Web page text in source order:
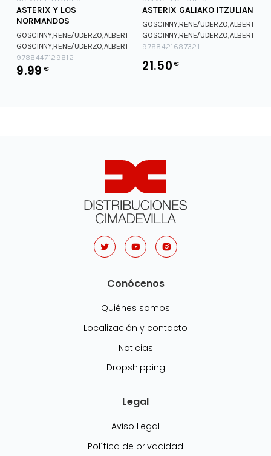
ASTERIX Y LOS
NORMANDOS
GOSCINNY,RENE/UDERZO,ALBERT
GOSCINNY,RENE/UDERZO,ALBERT
9788447129812
9.99 €
ASTERIX GALIAKO ITZULIAN
GOSCINNY,RENE/UDERZO,ALBERT
GOSCINNY,RENE/UDERZO,ALBERT
9788421687321
21.50€
Conócenos
Quiénes somos
Localización y contacto
Noticias
Dropshipping
Legal
Aviso Legal
Política de privacidad